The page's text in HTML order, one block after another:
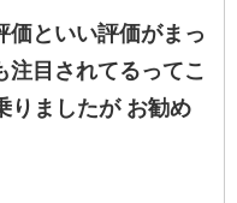
価といい評価がまっ
注目されてるってこ
りましたが お勧め